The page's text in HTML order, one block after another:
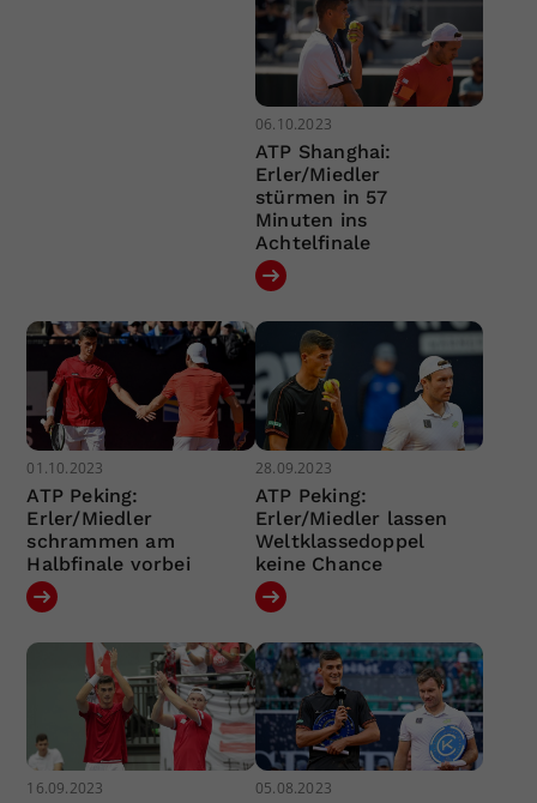
06.10.2023
ATP Shanghai:
Erler/Miedler
stürmen in 57
Minuten ins
Achtelfinale
01.10.2023
ATP Peking:
Erler/Miedler
schrammen am
Halbfinale vorbei
28.09.2023
ATP Peking:
Erler/Miedler lassen
Weltklassedoppel
keine Chance
16.09.2023 05.08.2023